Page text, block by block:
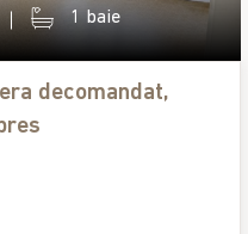
1 baie
decomandat,